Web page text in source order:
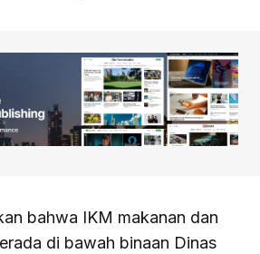
bahwa IKM makanan dan
di bawah binaan Dinas